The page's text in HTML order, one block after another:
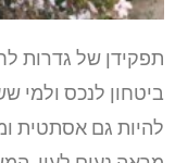
תפקידן של גדרות
ביטחון לנכס ולמי
להיות גם אסתטית